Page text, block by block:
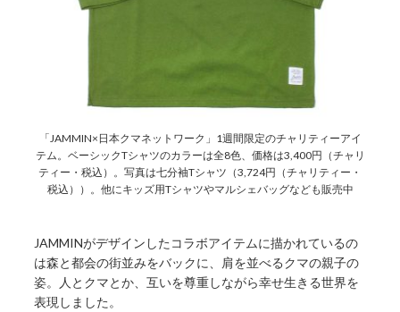
「JAMMIN×日本クマネットワーク」1週間限定のチャリティーアイ
テム。ベーシックTシャツのカラーは全8色、価格は3,400円（チャリ
ティー・税込）。写真は七分袖Tシャツ（3,724円（チャリティー・
税込））。他にキッズ用Tシャツやマルシェバッグなども販売中
JAMMINがデザインしたコラボアイテムに描かれているの
は森と都会の街並みをバックに、肩を並べるクマの親子の
姿。人とクマとか、互いを尊重しながら幸せ生きる世界を
表現しました。